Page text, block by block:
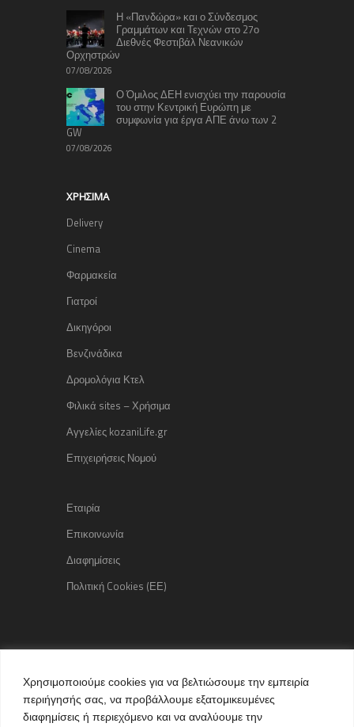
Χρησιμοποιούμε cookies για να βελτιώσουμε την εμπειρία
περιήγησής σας, να προβάλλουμε εξατομικευμένες
διαφημίσεις ή περιεχόμενο και να αναλύουμε την
Η «Πανδώρα» και ο Σύνδεσμος
Γραμμάτων και Τεχνών στο 27ο
Διεθνές Φεστιβάλ Νεανικών
Ορχηστρών
07/08/2026
Ο Όμιλος ΔΕΗ ενισχύει την παρουσία
του στην Κεντρική Ευρώπη με
συμφωνία για έργα ΑΠΕ άνω των 2
GW
07/08/2026
ΧΡΉΣΙΜΑ
Delivery
Cinema
Φαρμακεία
Γιατροί
Δικηγόροι
Βενζινάδικα
Δρομολόγια Κτελ
Φιλικά sites – Χρήσιμα
Αγγελίες kozaniLife.gr
Επιχειρήσεις Νομού
Εταιρία
Επικοινωνία
Διαφημίσεις
Πολιτική Cookies (ΕΕ)
Copyright © 2015 kozaniLife.gr
All Rights reserved
Internet Services & Advertisement
by kozaniLife.gr